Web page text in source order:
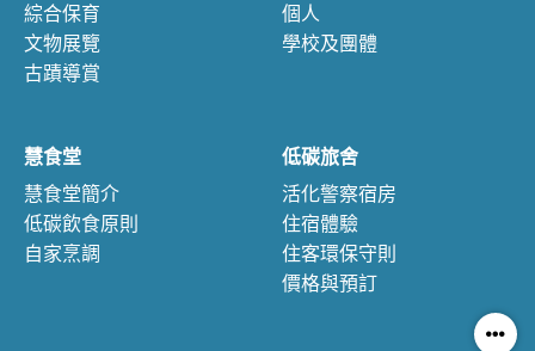
綜合保育
文物展覽
古蹟導賞
個人
學校及團體
慧食堂
慧食堂簡介
低碳飲食原則
自家烹調
低碳旅舍
活化警察宿房
住宿體驗
住客環保守則
價格與預訂